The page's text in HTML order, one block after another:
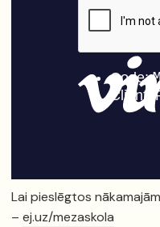
Lai pieslēgtos
– ej.uz/mezaskola